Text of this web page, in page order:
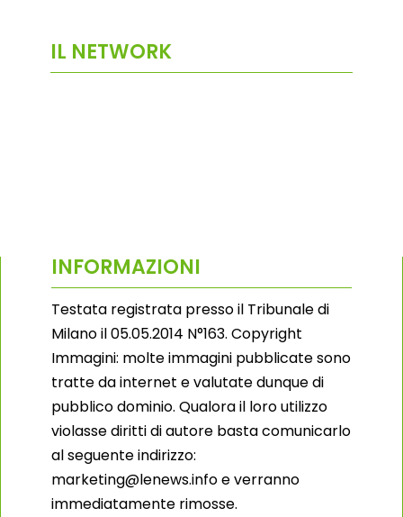
IL NETWORK
INFORMAZIONI
Testata registrata presso il Tribunale di
Milano il 05.05.2014 N°163. Copyright
Immagini: molte immagini pubblicate sono
tratte da internet e valutate dunque di
pubblico dominio. Qualora il loro utilizzo
violasse diritti di autore basta comunicarlo
al seguente indirizzo:
marketing@lenews.info e verranno
immediatamente rimosse.